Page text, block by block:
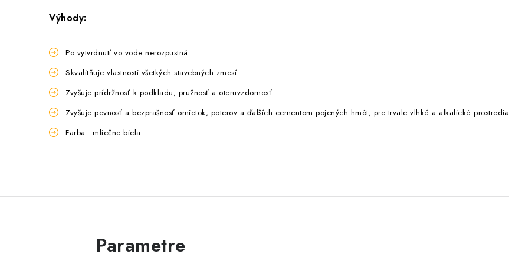
Výhody:
Po vytvrdnutí vo vode nerozpustná
Skvalitňuje vlastnosti všetkých stavebných zmesí
Zvyšuje prídržnosť k podkladu, pružnosť a oteruvzdornosť
Zvyšuje pevnosť a bezprašnosť omietok, poterov a ďalších cementom pojených hmôt, pre trvale vlhké a alkalické prostredia
Farba - mliečne biela